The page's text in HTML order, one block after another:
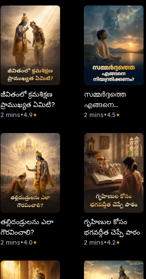
⁠జీవితంలో క్రమశిక్షణ
ప్రాముఖ్యత ఏమిటి?
2 mins•4.9★
സമ്മർദ്ദത്തെ
എങ്ങനെ
നിയന്ത്രിക്കണം?
2 mins•4.5★
తల్లిదండ్రులను ఎలా
గౌరవించాలి?
2 mins•4.0★
గృహిణుల కోసం
భగవద్గీత చెప్పే పాఠం
2 mins•4.2★